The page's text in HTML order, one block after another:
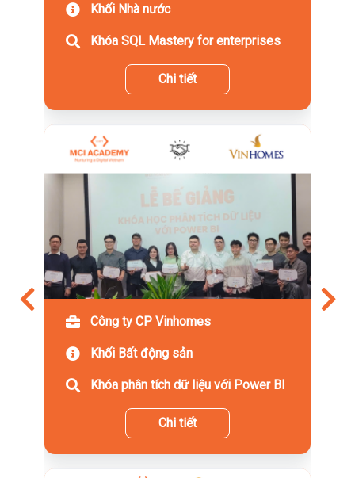
Khối Nhà nước
Khóa SQL Mastery for enterprises
Chi tiết
Công ty CP Vinhomes
Khối Bất động sản
Khóa phân tích dữ liệu với Power BI
Chi tiết